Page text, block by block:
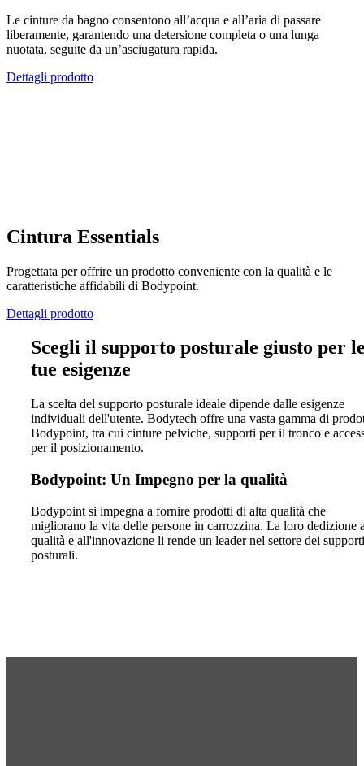
Le cinture da bagno consentono all’acqua e all’aria di passare
liberamente, garantendo una detersione completa o una lunga
nuotata, seguite da un’asciugatura rapida.
Dettagli prodotto
Cintura Essentials
Progettata per offrire un prodotto conveniente con la qualità e le
caratteristiche affidabili di Bodypoint.
Dettagli prodotto
Scegli il supporto posturale giusto per
tue esigenze
La scelta del supporto posturale ideale dipende dalle esigenze
individuali dell'utente. Bodytech offre una vasta gamma di
Bodypoint, tra cui cinture pelviche, supporti per il tronco e
per il posizionamento.
Bodypoint: Un Impegno per la qualità
Bodypoint si impegna a fornire prodotti di alta qualità che
migliorano la vita delle persone in carrozzina. La loro dedizione
qualità e all'innovazione li rende un leader nel settore dei supporti
posturali.